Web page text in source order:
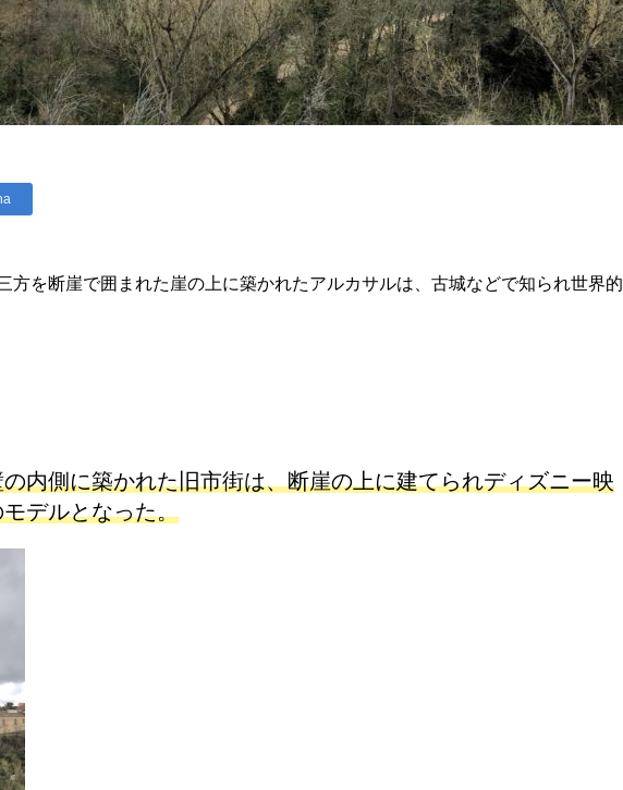
方を断崖で囲まれた崖の上に築かれたアルカサルは、古城などで知られ世界的
内側に築かれた旧市街は、断崖の上に建てられディズニー映
デルとなった。